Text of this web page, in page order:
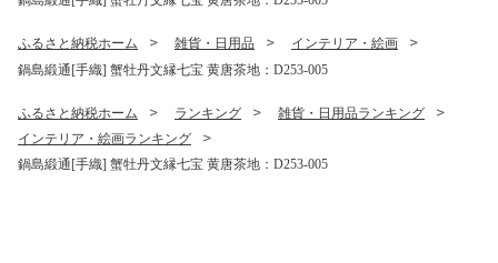
ふるさと納税ホーム 雑貨・日用品
インテリア・絵画
鍋島緞通[手織] 蟹牡丹文縁七宝 黄唐茶地：D253-005
ふるさと納税ホーム ランキング
雑貨・日用品ランキング
インテリア・絵画ランキング
鍋島緞通[手織] 蟹牡丹文縁七宝 黄唐茶地：D253-005